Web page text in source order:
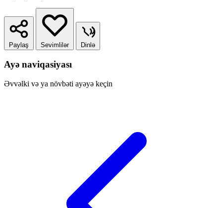
Paylaş Sevimlilər Dinlə
Ayə naviqasiyası
Əvvəlki və ya növbəti ayəyə keçin